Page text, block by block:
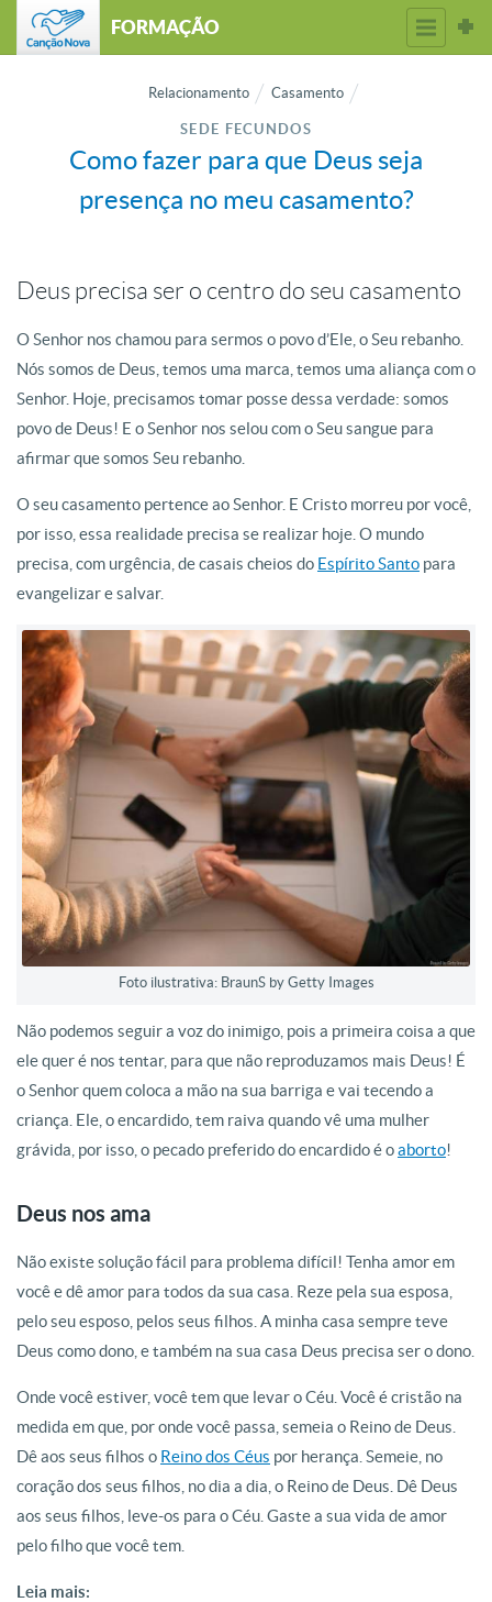
FORMAÇÃO
Relacionamento Casamento
SEDE FECUNDOS
Como fazer para que Deus seja
presença no meu casamento?
Deus precisa ser o centro do seu casamento
O Senhor nos chamou para sermos o povo d’Ele, o Seu rebanho.
Nós somos de Deus, temos uma marca, temos uma aliança com o
Senhor. Hoje, precisamos tomar posse dessa verdade: somos
povo de Deus! E o Senhor nos selou com o Seu sangue para
afirmar que somos Seu rebanho.
O seu casamento pertence ao Senhor. E Cristo morreu por você,
por isso, essa realidade precisa se realizar hoje. O mundo
precisa, com urgência, de casais cheios do Espírito Santo para
evangelizar e salvar.
Foto ilustrativa: BraunS by Getty Images
Não podemos seguir a voz do inimigo, pois a primeira coisa a que
ele quer é nos tentar, para que não reproduzamos mais Deus! É
o Senhor quem coloca a mão na sua barriga e vai tecendo a
criança. Ele, o encardido, tem raiva quando vê uma mulher
grávida, por isso, o pecado preferido do encardido é oaborto!
Deus nos ama
Não existe solução fácil para problema difícil! Tenha amor em
você e dê amor para todos da sua casa. Reze pela sua esposa,
pelo seu esposo, pelos seus filhos. A minha casa sempre teve
Deus como dono, e também na sua casa Deus precisa ser o dono.
Onde você estiver, você tem que levar o Céu. Você é cristão na
medida em que, por onde você passa, semeia o Reino de Deus.
Dê aos seus filhos o Reino dos Céus por herança. Semeie, no
coração dos seus filhos, no dia a dia, o Reino de Deus. Dê Deus
aos seus filhos, leve-os para o Céu. Gaste a sua vida de amor
pelo filho que você tem.
Leia mais: